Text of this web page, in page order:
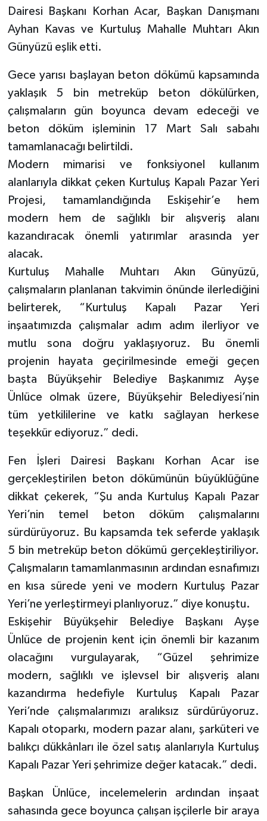
Dairesi Başkanı Korhan Acar, Başkan Danışmanı
Ayhan Kavas ve Kurtuluş Mahalle Muhtarı Akın
Günyüzü eşlik etti.
Gece yarısı başlayan beton dökümü kapsamında
yaklaşık 5 bin metreküp beton dökülürken,
çalışmaların gün boyunca devam edeceği ve
beton döküm işleminin 17 Mart Salı sabahı
tamamlanacağı belirtildi.
Modern mimarisi ve fonksiyonel kullanım
alanlarıyla dikkat çeken Kurtuluş Kapalı Pazar Yeri
Projesi, tamamlandığında Eskişehir’e hem
modern hem de sağlıklı bir alışveriş alanı
kazandıracak önemli yatırımlar arasında yer
alacak.
Kurtuluş Mahalle Muhtarı Akın Günyüzü,
çalışmaların planlanan takvimin önünde ilerlediğini
belirterek, “Kurtuluş Kapalı Pazar Yeri
inşaatımızda çalışmalar adım adım ilerliyor ve
mutlu sona doğru yaklaşıyoruz. Bu önemli
projenin hayata geçirilmesinde emeği geçen
başta Büyükşehir Belediye Başkanımız Ayşe
Ünlüce olmak üzere, Büyükşehir Belediyesi’nin
tüm yetkililerine ve katkı sağlayan herkese
teşekkür ediyoruz.” dedi.
Fen İşleri Dairesi Başkanı Korhan Acar ise
gerçekleştirilen beton dökümünün büyüklüğüne
dikkat çekerek, “Şu anda Kurtuluş Kapalı Pazar
Yeri’nin temel beton döküm çalışmalarını
sürdürüyoruz. Bu kapsamda tek seferde yaklaşık
5 bin metreküp beton dökümü gerçekleştiriliyor.
Çalışmaların tamamlanmasının ardından esnafımızı
en kısa sürede yeni ve modern Kurtuluş Pazar
Yeri’ne yerleştirmeyi planlıyoruz.” diye konuştu.
Eskişehir Büyükşehir Belediye Başkanı Ayşe
Ünlüce de projenin kent için önemli bir kazanım
olacağını vurgulayarak, “Güzel şehrimize
modern, sağlıklı ve işlevsel bir alışveriş alanı
kazandırma hedefiyle Kurtuluş Kapalı Pazar
Yeri’nde çalışmalarımızı aralıksız sürdürüyoruz.
Kapalı otoparkı, modern pazar alanı, şarküteri ve
balıkçı dükkânları ile özel satış alanlarıyla Kurtuluş
Kapalı Pazar Yeri şehrimize değer katacak.” dedi.
Başkan Ünlüce, incelemelerin ardından inşaat
sahasında gece boyunca çalışan işçilerle bir araya